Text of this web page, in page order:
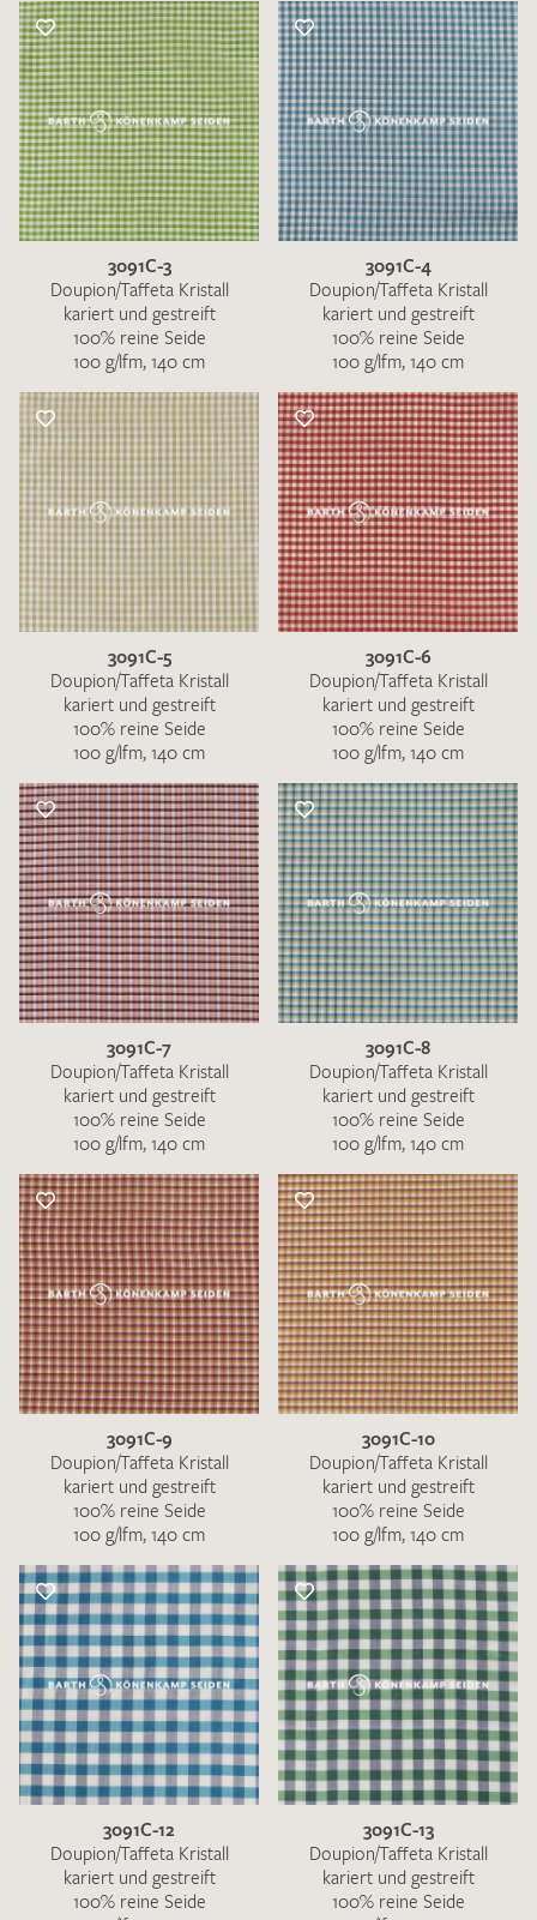
3091C-3
Doupion/Taffeta Kristall
kariert und gestreift
100% reine Seide
100 g/lfm, 140 cm
3091C-4
Doupion/Taffeta Kristall
kariert und gestreift
100% reine Seide
100 g/lfm, 140 cm
3091C-5
Doupion/Taffeta Kristall
kariert und gestreift
100% reine Seide
100 g/lfm, 140 cm
3091C-6
Doupion/Taffeta Kristall
kariert und gestreift
100% reine Seide
100 g/lfm, 140 cm
3091C-7
Doupion/Taffeta Kristall
kariert und gestreift
100% reine Seide
100 g/lfm, 140 cm
3091C-8
Doupion/Taffeta Kristall
kariert und gestreift
100% reine Seide
100 g/lfm, 140 cm
3091C-9
Doupion/Taffeta Kristall
kariert und gestreift
100% reine Seide
100 g/lfm, 140 cm
3091C-10
Doupion/Taffeta Kristall
kariert und gestreift
100% reine Seide
100 g/lfm, 140 cm
3091C-12
Doupion/Taffeta Kristall
kariert und gestreift
100% reine Seide
3091C-13
Doupion/Taffeta Kristall
kariert und gestreift
100% reine Seide